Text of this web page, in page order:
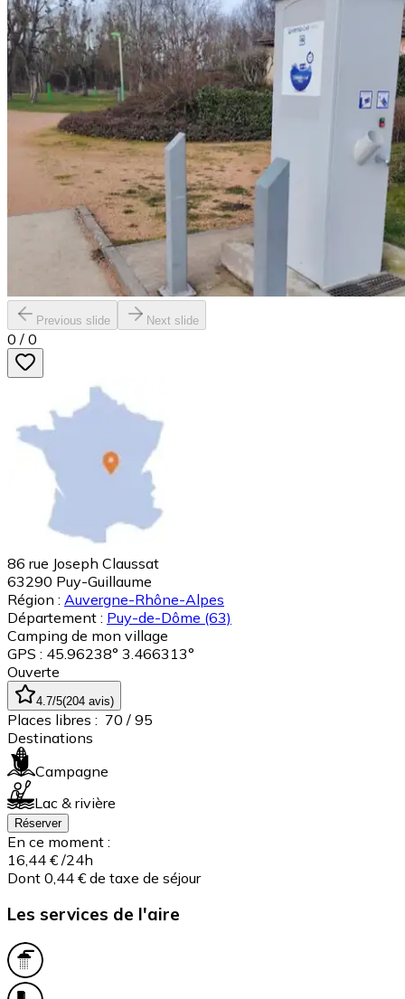
Previous slide Next slide
0 / 0
86 rue Joseph Claussat
63290 Puy-Guillaume
Région : Auvergne-Rhône-Alpes
Département : Puy-de-Dôme (63)
Camping de mon village
GPS : 45.96238° 3.466313°
Ouverte
4.7/5(204 avis)
Places libres : 70 / 95
Destinations
Campagne
Lac & rivière
Réserver
En ce moment :
16,44 € /24h
Dont 0,44 € de taxe de séjour
Les services de l'aire